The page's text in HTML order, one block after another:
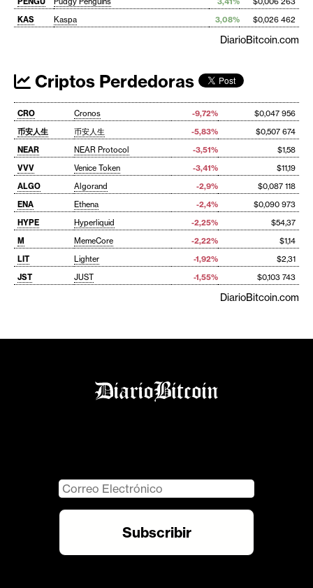
KAS
Kaspa 3,08% $0,026 462
DiarioBitcoin.com
Criptos Perdedoras
CRO Cronos -9,72%
$0,047 956
币安人生
币安人生 -5,83%
$0,507 674
NEAR
NEAR Protocol -3,51%
$1,58
VVV
Venice Token -3,41%
$11,19
ALGO
Algorand -2,9%
$0,087 118
ENA
Ethena -2,4%
$0,090 973
HYPE
Hyperliquid -2,25%
$54,37
M
MemeCore -2,22%
$1,14
LIT
Lighter -1,92%
$2,31
JST
JUST -1,55% $0,103 743
DiarioBitcoin.com